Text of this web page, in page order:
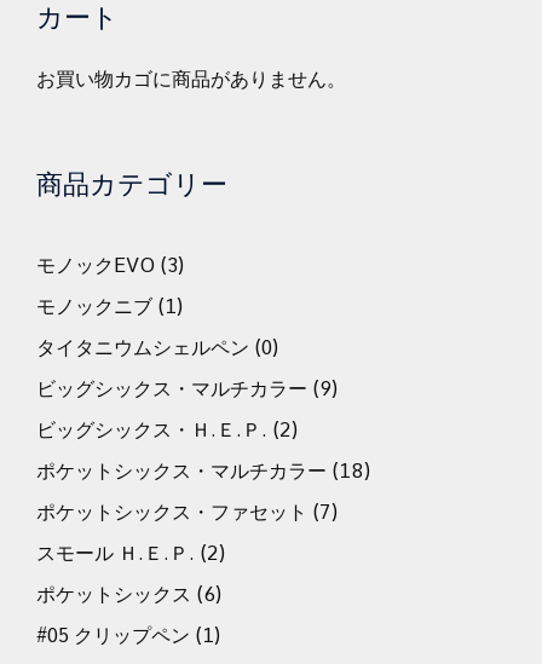
カート
お買い物カゴに商品がありません。
商品カテゴリー
モノックEVO (3)
モノックニブ (1)
タイタニウムシェルペン (0)
ビッグシックス・マルチカラー (9)
ビッグシックス・Ｈ.Ｅ.Ｐ. (2)
ポケットシックス・マルチカラー (18)
ポケットシックス・ファセット (7)
スモール Ｈ.Ｅ.Ｐ. (2)
ポケットシックス (6)
#05 クリップペン (1)